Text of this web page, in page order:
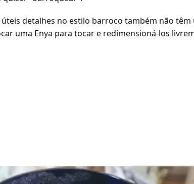
úteis detalhes no estilo barroco também não
uma Enya para tocar e redimensioná-los